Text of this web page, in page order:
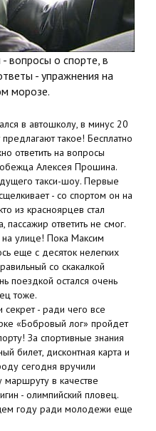
вопросы о спорте, в
- упражнения на
морозе.
в автошколу, в минус 20
такое! Бесплатно
ответить на вопросы
Алексея Прошина.
такси-шоу. Первые
- со спортом он на
из красноярцев стал
ответить не смог.
улице! Пока Максим
еще с десяток нелегких
со скакалкой
поездкой остался очень
тоже.
секрет - ради чего все
«Бобровый лог» пройдет
За спортивные знания
билет, дисконтная карта и
сегодня вручили
маршруту в качестве
- олимпийский пловец.
году ради молодежи еще